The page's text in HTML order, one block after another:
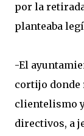
por la
planteaba
-El
cortijo donde
clientelismo
directivos, a